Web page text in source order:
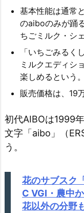
基本性能は通常
のaiboのみが踊
ちごミルク・シ
「いちごみるく
ミルクエディシ
楽しめるという。
販売価格は、19
初代AIBOは1999
文字「aibo」（
う。
花のサブスク
C VGI・農中
花以外の分野